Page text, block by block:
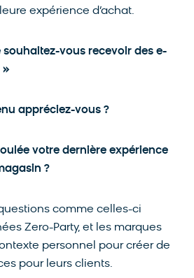
expérience d’achat.
vous recevoir des e-
»
appréciez-vous ?
votre dernière expérience
?
comme celles-ci
Zero-Party, et les marques
personnel pour créer de
pour leurs clients.